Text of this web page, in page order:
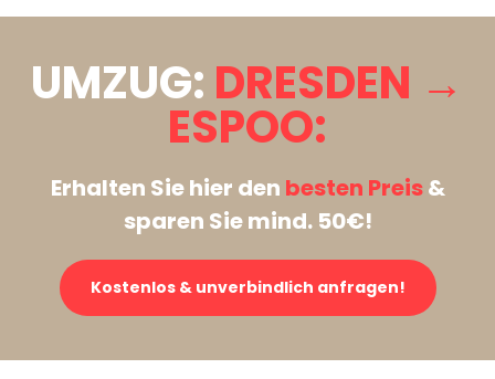
UMZUG: DRESDEN →
ESPOO:
Erhalten Sie hier den besten Preis&
sparen Sie mind. 50€!
Kostenlos & unverbindlich anfragen!